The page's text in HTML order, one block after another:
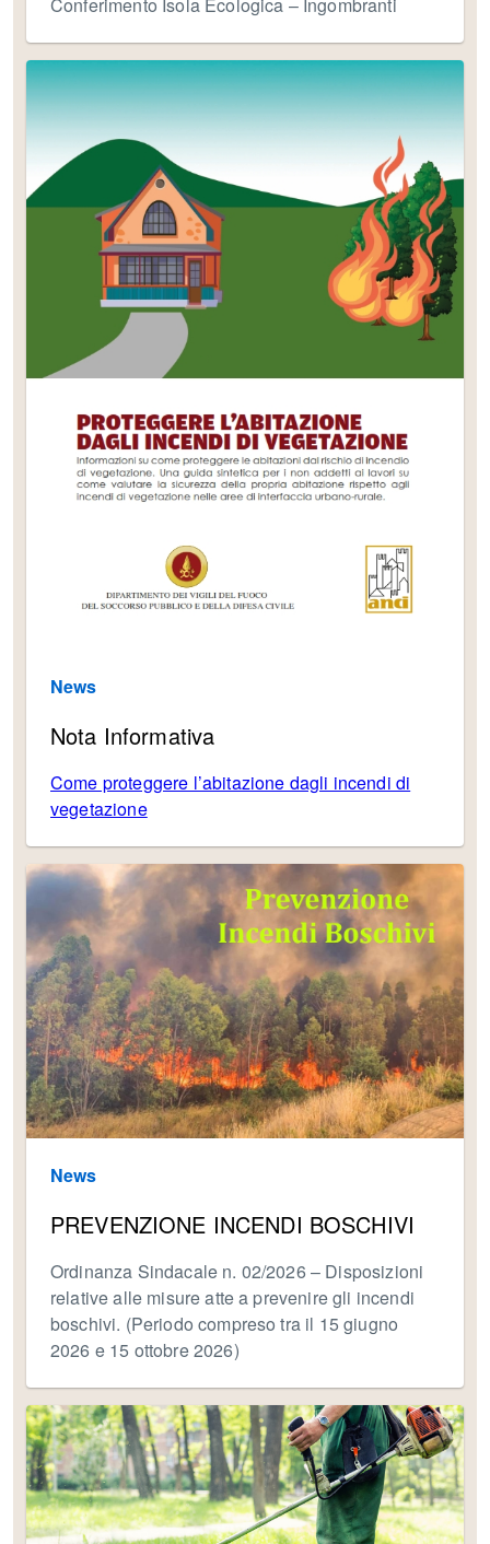
News
Nota Informativa
Come proteggere l’abitazione dagli incendi di
vegetazione
News
PREVENZIONE INCENDI BOSCHIVI
Ordinanza Sindacale n. 02/2026 – Disposizioni
relative alle misure atte a prevenire gli incendi
boschivi. (Periodo compreso tra il 15 giugno
2026 e 15 ottobre 2026)